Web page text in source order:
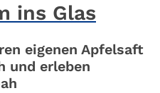
ins Glas
eigenen Apfelsaft
und erleben